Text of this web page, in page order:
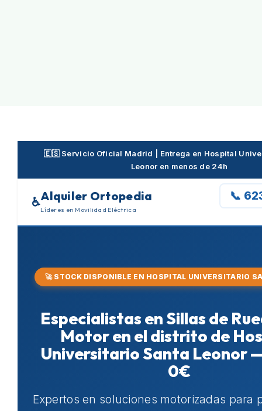
🇪🇸 Servicio Oficial Madrid | Entrega en Hospital
Leonor en menos de 24h
♿Alquiler Ortopedia
Líderes en Movilidad Eléctrica
📞
🚀 STOCK DISPONIBLE EN HOSPITAL UNIVERSITARIO
Especialistas en Sillas de
Motor en el distrito de
Universitario Santa Leonor
0€
Expertos en soluciones motorizadas para